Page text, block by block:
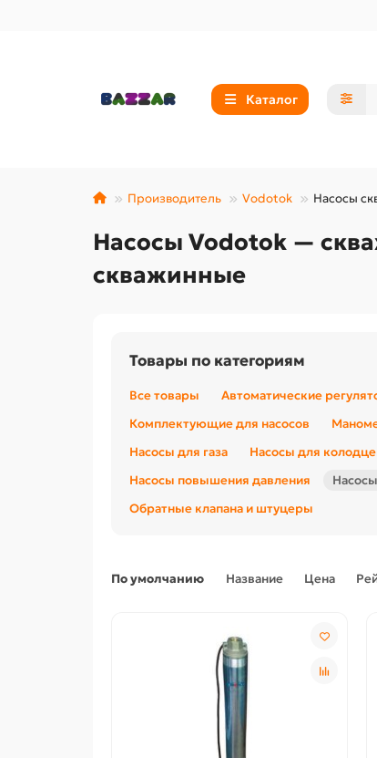
Каталог
Производитель Vodotok Насосы
Насосы Vodotok —
скважинные
Товары по категориям
Все товары Автоматические
Комплектующие для насосов
Насосы для газа
Насосы для
Насосы повышения давления
Обратные клапана и штуцеры
По умолчанию Название Цена